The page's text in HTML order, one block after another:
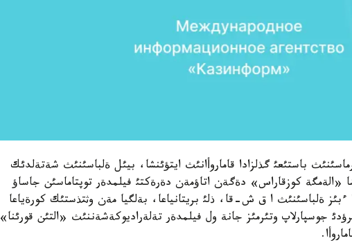
باستئعئ گذلزادا قاماروأانئث ايتؤئنشا، بيئل ةلباسئنئث شةتةلدئك
«الةمگة كوزقاراس» دةگةن اتاؤمةن دةرةكتئ فيلمدةر توپتاماسئن جاساؤ
ءبئز ةلباسئنئث ا ق ش-قا، ذلئ بريتانياعا، بةلگيا مةن وثتذستئك كورةياعا
جوسپارلاپ وتئرمئز جانة ول فيلمدةر تةلةراديوكةشةننئث «التئن قورئنا»